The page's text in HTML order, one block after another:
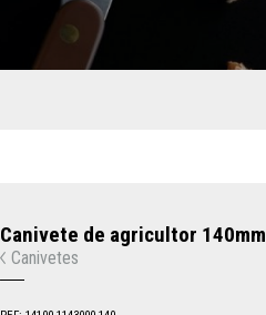
Canivete de agricultor 140mm
Canivetes